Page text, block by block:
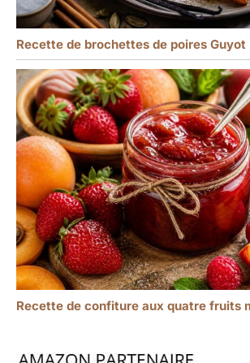
Recette de brochettes de poires Guyot
Recette de confiture aux quatre fruits